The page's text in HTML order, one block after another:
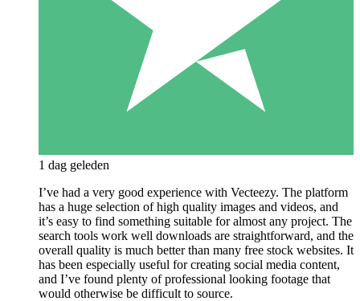
1 dag geleden
I’ve had a very good experience with Vecteezy. The platform
has a huge selection of high quality images and videos, and
it’s easy to find something suitable for almost any project. The
search tools work well downloads are straightforward, and the
overall quality is much better than many free stock websites. It
has been especially useful for creating social media content,
and I’ve found plenty of professional looking footage that
would otherwise be difficult to source.